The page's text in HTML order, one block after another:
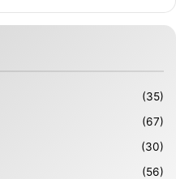
(35)
(67)
(30)
(56)